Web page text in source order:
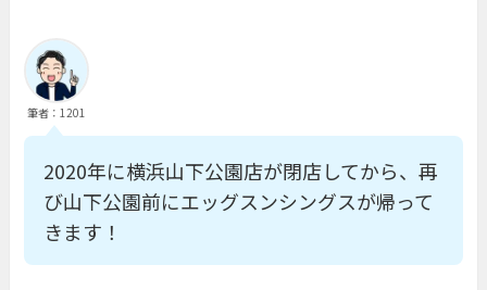
筆者：1201
2020年に横浜山下公園店が閉店してから、再
び山下公園前にエッグスンシングスが帰って
きます！